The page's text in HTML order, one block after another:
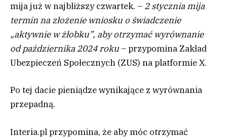
mija już w najbliższy czwartek. – 2 stycznia mija
termin na złożenie wniosku o świadczenie
„aktywnie w żłobku”, aby otrzymać wyrównanie
od października 2024 roku– przypomina Zakład
Ubezpieczeń Społecznych (ZUS) na platformie X.
Po tej dacie pieniądze wynikające z wyrównania
przepadną.
Interia.pl przypomina, że aby móc otrzymać